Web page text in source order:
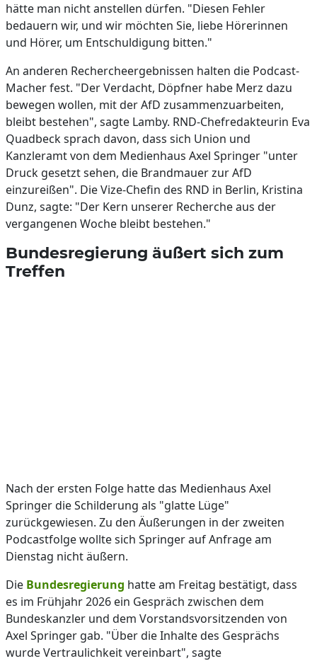
hätte man nicht anstellen dürfen. "Diesen Fehler
bedauern wir, und wir möchten Sie, liebe Hörerinnen
und Hörer, um Entschuldigung bitten."
An anderen Rechercheergebnissen halten die Podcast-
Macher fest. "Der Verdacht, Döpfner habe Merz dazu
bewegen wollen, mit der AfD zusammenzuarbeiten,
bleibt bestehen", sagte Lamby. RND-Chefredakteurin Eva
Quadbeck sprach davon, dass sich Union und
Kanzleramt von dem Medienhaus Axel Springer "unter
Druck gesetzt sehen, die Brandmauer zur AfD
einzureißen". Die Vize-Chefin des RND in Berlin, Kristina
Dunz, sagte: "Der Kern unserer Recherche aus der
vergangenen Woche bleibt bestehen."
Bundesregierung äußert sich zum
Treffen
Nach der ersten Folge hatte das Medienhaus Axel
Springer die Schilderung als "glatte Lüge"
zurückgewiesen. Zu den Äußerungen in der zweiten
Podcastfolge wollte sich Springer auf Anfrage am
Dienstag nicht äußern.
Die Bundesregierung hatte am Freitag bestätigt, dass
es im Frühjahr 2026 ein Gespräch zwischen dem
Bundeskanzler und dem Vorstandsvorsitzenden von
Axel Springer gab. "Über die Inhalte des Gesprächs
wurde Vertraulichkeit vereinbart", sagte